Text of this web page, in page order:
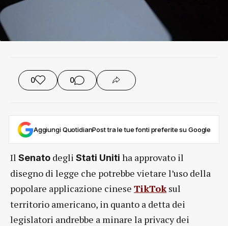
0 0
Aggiungi QuotidianPost tra le tue fonti preferite su Google
Il Senato degli Stati Uniti ha approvato il
disegno di legge che potrebbe vietare l’uso della
popolare applicazione cinese TikTok sul
territorio americano, in quanto a detta dei
legislatori andrebbe a minare la privacy dei